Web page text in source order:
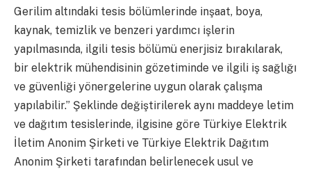
Gerilim altındaki tesis bölümlerinde inşaat, boya,
kaynak, temizlik ve benzeri yardımcı işlerin
yapılmasında, ilgili tesis bölümü enerjisiz bırakılarak,
bir elektrik mühendisinin gözetiminde ve ilgili iş sağlığı
ve güvenliği yönergelerine uygun olarak çalışma
yapılabilir.” Şeklinde değiştirilerek aynı maddeye letim
ve dağıtım tesislerinde, ilgisine göre Türkiye Elektrik
İletim Anonim Şirketi ve Türkiye Elektrik Dağıtım
Anonim Şirketi tarafından belirlenecek usul ve